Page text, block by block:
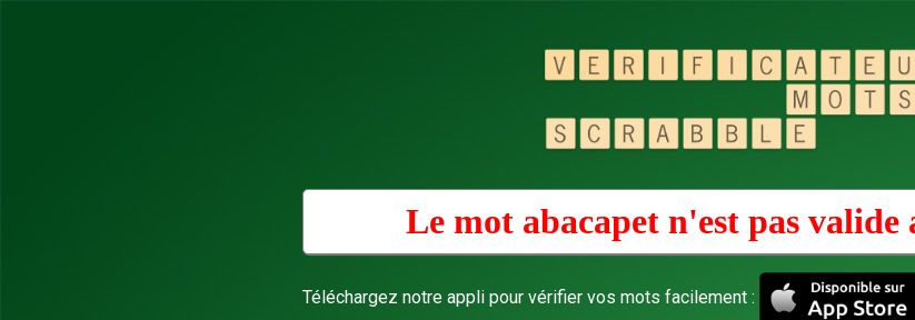
Le mot abacapet n'est pas valide
Téléchargez notre appli pour vérifier vos mots facilement :